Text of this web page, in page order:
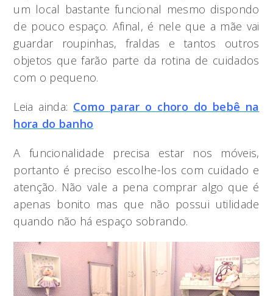
um local bastante funcional mesmo dispondo
de pouco espaço. Afinal, é nele que a mãe vai
guardar roupinhas, fraldas e tantos outros
objetos que farão parte da rotina de cuidados
com o pequeno.
Leia ainda: Como parar o choro do bebê na
hora do banho
A funcionalidade precisa estar nos móveis,
portanto é preciso escolhe-los com cuidado e
atenção. Não vale a pena comprar algo que é
apenas bonito mas que não possui utilidade
quando não há espaço sobrando.